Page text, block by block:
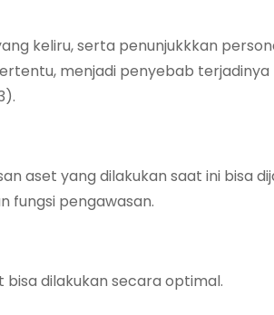
keliru, serta penunjukkkan
menjadi penyebab
aset yang dilakukan saat ini bisa
fungsi pengawasan.
dilakukan secara optimal.